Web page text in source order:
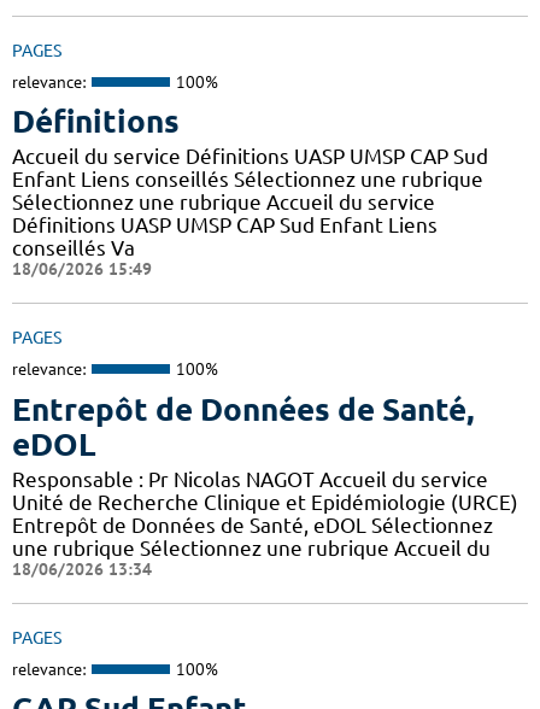
PAGES
relevance: 100%
Définitions
Accueil du service Définitions UASP UMSP CAP Sud
Enfant Liens conseillés Sélectionnez une rubrique
Sélectionnez une rubrique Accueil du service
Définitions UASP UMSP CAP Sud Enfant Liens
conseillés Va
18/06/2026 15:49
PAGES
relevance: 100%
Entrepôt de Données de Santé,
eDOL
Responsable : Pr Nicolas NAGOT Accueil du service
Unité de Recherche Clinique et Epidémiologie (URCE)
Entrepôt de Données de Santé, eDOL Sélectionnez
une rubrique Sélectionnez une rubrique Accueil du
18/06/2026 13:34
PAGES
relevance: 100%